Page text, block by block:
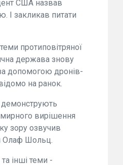
США назвав
І закликав питати
протиповітряної
держава знову
допомогою дронів-
на ранок.
демонструють
вирішення
зору озвучив
Олаф Шольц.
інші теми -